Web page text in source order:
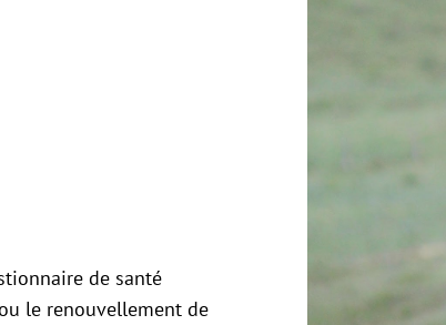
de santé
le renouvellement de